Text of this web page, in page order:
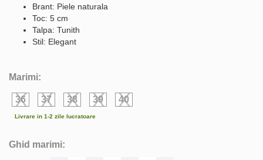
Brant: Piele naturala
Toc: 5 cm
Talpa: Tunith
Stil: Elegant
Marimi:
36 37 38 39 40
Livrare in 1-2 zile lucratoare
Ghid marimi: